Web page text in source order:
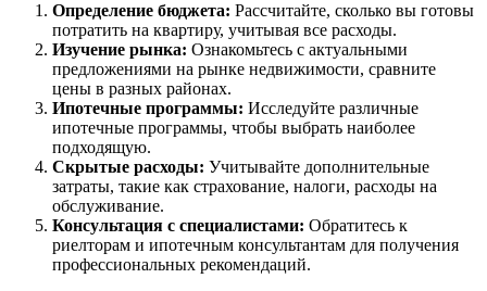
Определение бюджета: Рассчитайте, сколько вы готовы
потратить на квартиру, учитывая все расходы.
Изучение рынка: Ознакомьтесь с актуальными
предложениями на рынке недвижимости, сравните
цены в разных районах.
Ипотечные программы: Исследуйте различные
ипотечные программы, чтобы выбрать наиболее
подходящую.
Скрытые расходы: Учитывайте дополнительные
затраты, такие как страхование, налоги, расходы на
обслуживание.
Консультация с специалистами: Обратитесь к
риелторам и ипотечным консультантам для получения
профессиональных рекомендаций.